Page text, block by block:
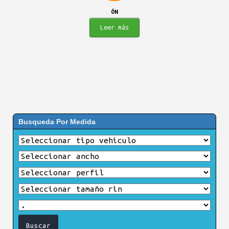
ÓN
Leer más
Busqueda Por Medida